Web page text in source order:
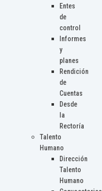
Entes
de
control
Informes
y
planes
Rendición
de
Cuentas
Desde
la
Rectoría
Talento
Humano
Dirección
Talento
Humano